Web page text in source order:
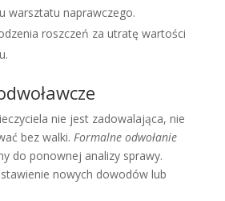
warsztatu naprawczego.
roszczeń za utratę wartości
nie jest zadowalająca, nie
bez walki. Formalne odwołanie
do ponownej analizy sprawy.
nowych dowodów lub